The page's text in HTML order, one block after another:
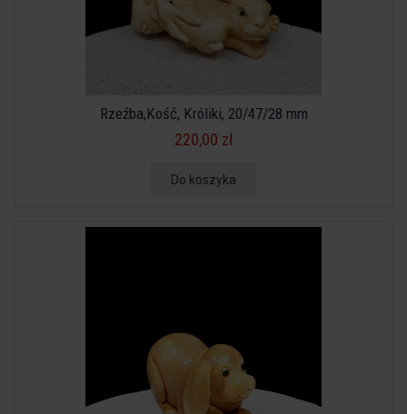
Rzeźba,Kość, Króliki, 20/47/28 mm
220,00 zł
Do koszyka